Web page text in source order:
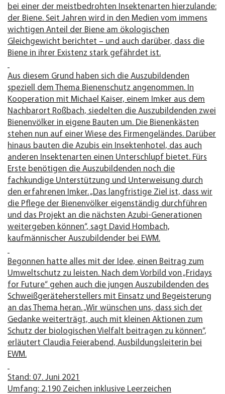
bei einer der meistbedrohten Insektenarten hierzulande:
der Biene. Seit Jahren wird in den Medien vom immens
wichtigen Anteil der Biene am ökologischen
Gleichgewicht berichtet – und auch darüber, dass die
Biene in ihrer Existenz stark gefährdet ist.
Aus diesem Grund haben sich die Auszubildenden
speziell dem Thema Bienenschutz angenommen. In
Kooperation mit Michael Kaiser, einem Imker aus dem
Nachbarort Roßbach, siedelten die Auszubildenden zwei
Bienenvölker in eigene Bauten um. Die Bienenkästen
stehen nun auf einer Wiese des Firmengeländes. Darüber
hinaus bauten die Azubis ein Insektenhotel, das auch
anderen Insektenarten einen Unterschlupf bietet. Fürs
Erste benötigen die Auszubildenden noch die
fachkundige Unterstützung und Unterweisung durch
den erfahrenen Imker. „Das langfristige Ziel ist, dass wir
die Pflege der Bienenvölker eigenständig durchführen
und das Projekt an die nächsten Azubi-Generationen
weitergeben können“, sagt David Hombach,
kaufmännischer Auszubildender bei EWM.
Begonnen hatte alles mit der Idee, einen Beitrag zum
Umweltschutz zu leisten. Nach dem Vorbild von „Fridays
for Future“ gehen auch die jungen Auszubildenden des
Schweißgeräteherstellers mit Einsatz und Begeisterung
an das Thema heran. „Wir wünschen uns, dass sich der
Gedanke weiterträgt, auch mit kleinen Aktionen zum
Schutz der biologischen Vielfalt beitragen zu können“,
erläutert Claudia Feierabend, Ausbildungsleiterin bei
EWM.
Stand: 07. Juni 2021
Umfang: 2.190 Zeichen inklusive Leerzeichen